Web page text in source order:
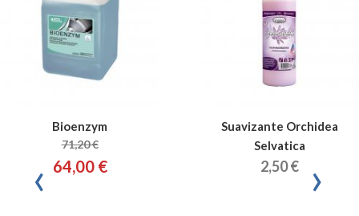
Bioenzym
71,20 €
64,00 €
Suavizante Orchidea
Selvatica
2,50 €
‹ ›